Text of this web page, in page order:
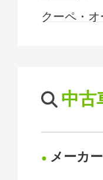
クーペ・オ
中古
メーカ